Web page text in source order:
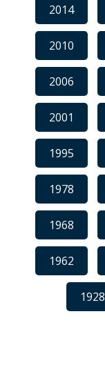
2014
2010
2006
2001
1995
1978
1968
1962
1928